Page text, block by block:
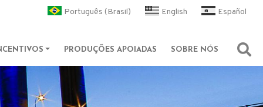
Português (Brasil) English Español
PRODUÇÕES APOIADAS SOBRE NÓS